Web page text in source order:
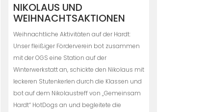
NIKOLAUS UND
WEIHNACHTSAKTIONEN
Weihnachtliche Aktivitäten auf der Hardt:
Unser fleißiger Förderverein bot zusammen
mit der OGS eine Station auf der
Winterwerkstatt an, schickte den Nikolaus mit
leckeren Stutenkerlen durch die Klassen und
bot auf dem Nikolaustreff von „Gemeinsam
Hardt“ HotDogs an und begleitete die